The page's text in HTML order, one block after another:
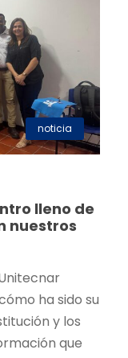
noticia
lleno de
nuestros
ha sido su
y los
que